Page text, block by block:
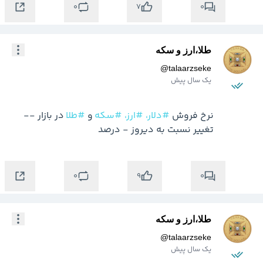
0
7
0
طلا،ارز و سکه
@talaarzseke
یک سال پیش
نرخ فروش #دلار، #ارز، #سکه و #طلا
تغییر نسبت به دیروز - درصد
0
9
0
طلا،ارز و سکه
@talaarzseke
یک سال پیش